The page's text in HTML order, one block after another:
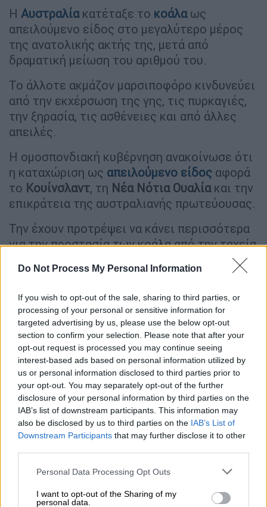
Do Not Process My Personal Information
If you wish to opt-out of the sale, sharing to third parties, or
processing of your personal or sensitive information for
targeted advertising by us, please use the below opt-out
section to confirm your selection. Please note that after your
opt-out request is processed you may continue seeing
interest-based ads based on personal information utilized by
us or personal information disclosed to third parties prior to
your opt-out. You may separately opt-out of the further
disclosure of your personal information by third parties on the
IAB’s list of downstream participants. This information may
also be disclosed by us to third parties on the IAB’s List of
Downstream Participants that may further disclose it to other
Please note that this website/app uses one or more Google
not limited to your visit or usage behaviour. You may click to
Personal Data Processing Opt Outs
I want to opt-out of the Sharing of my
personal data.
Η Αυστραλίακατέταξε το κοάλαως
απειλούμενο είδος στο μεγαλύτερο μέρος
της ανατολικής ακτής της, μετά από
δραματική μείωση του αριθμού του.
Το άλλοτε ακμάζον μαρσιποφόρο κινδυνεύει
από την εκχέρσωση της γης, τις πυρκαγιές,
την ξηρασία, τις ασθένειες και από άλλες
απειλές.
Η ομοσπονδιακή κυβέρνηση ανακοίνωσε ότι
η καταχώριση ως απειλούμενο είδος αφορά
το Κουίνσλαντ, τη Νέα Νότια Ουαλίακαι την
επικράτεια της αυστραλιανής πρωτεύουσας.
Την έχουν προτρέψει να κάνει περισσότερα
για την προστασία των κοάλα από την ταχεία
κλιματική αλλαγή.
Σημειώνεται πως το είδος είχε καταχωρηθεί
ως "ευάλωτο" στις εν λόγω πολιτείες μόλις
το 2012. Παρά την ταχεία επιδείνωση της
κατάστασης, οι κυβερνήσεις έχουν
κατηγορηθεί για διστακτικότητα.
«Αυτή η καταχώριση προσθέτει
προτεραιότητα όσον αφορά τη διατήρηση
του κοάλα», δήλωσε την Παρασκευή η
υπουργός Περιβάλλοντος Sussan Ley.
ΔΙΑΒΑΣΤΕ ΕΠΙΣΗΣ
Food & Drink|11.02.2022 09:45